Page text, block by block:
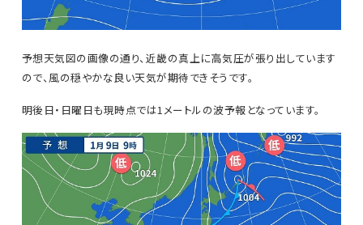
予想天気図の画像の通り、近畿の真上に高気圧が張り出しています
ので、風の穏やかな良い天気が期待できそうです。
明後日・日曜日も現時点では1メートルの波予報となっています。